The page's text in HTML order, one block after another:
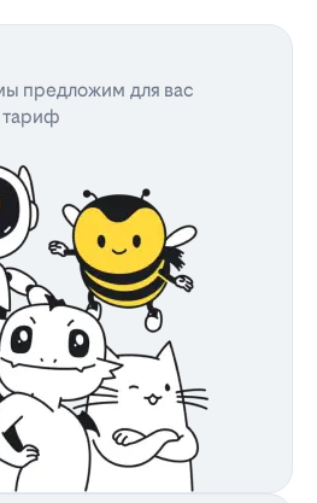
предложим для вас
тариф